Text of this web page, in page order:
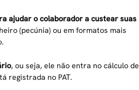
ajudar o colaborador a custear suas
(pecúnia) ou em formatos mais
, ou seja, ele não entra no cálculo de
registrada no PAT.